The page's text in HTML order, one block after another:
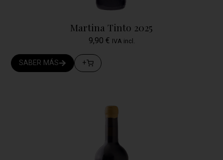
Martina Tinto 2025
9,90 € IVA incl.
SABER MÁS +